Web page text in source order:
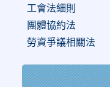
工會法細則
團體協約法
勞資爭議相關法